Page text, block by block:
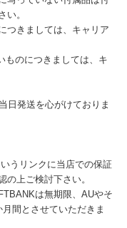
い。
つきましては、キャリア
ものにつきましては、キ
日発送を心がけておりま
うリンクに当店での保証
の上ご検討下さい。
は無期限、AUやそ
間とさせていただきま